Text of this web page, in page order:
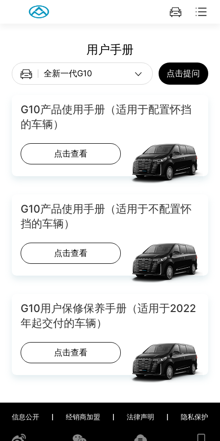
用户手册
点击提问
G10产品使用手册（适用于配置怀挡
的车辆）
点击查看
G10产品使用手册（适用于不配置怀
挡的车辆）
点击查看
G10用户保修保养手册（适用于2022
年起交付的车辆）
点击查看
信息公开 经销商加盟 法律声明 隐私保护